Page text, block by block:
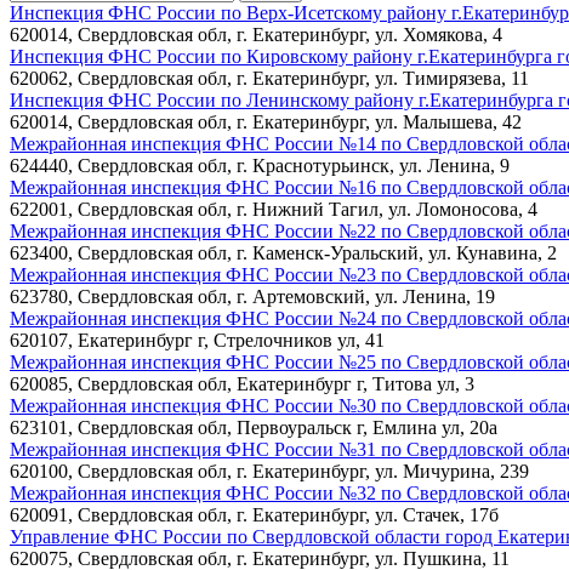
Инспекция ФНС России по Верх-Исетскому району
620014, Свердловская обл, г. Екатеринбург, ул. Хомякова, 4
Инспекция ФНС России по Кировскому району г.Екатеринбурга
620062, Свердловская обл, г. Екатеринбург, ул. Тимирязева, 11
Инспекция ФНС России по Ленинскому району г.Екатеринбурга
620014, Свердловская обл, г. Екатеринбург, ул. Малышева, 42
Межрайонная инспекция ФНС России №14 по Свердловской
624440, Свердловская обл, г. Краснотурьинск, ул. Ленина, 9
Межрайонная инспекция ФНС России №16 по Свердловской
622001, Свердловская обл, г. Нижний Тагил, ул. Ломоносова, 4
Межрайонная инспекция ФНС России №22 по Свердловской
623400, Свердловская обл, г. Каменск-Уральский, ул. Кунавина, 2
Межрайонная инспекция ФНС России №23 по Свердловской
623780, Свердловская обл, г. Артемовский, ул. Ленина, 19
Межрайонная инспекция ФНС России №24 по Свердловской
620107, Екатеринбург г, Стрелочников ул, 41
Межрайонная инспекция ФНС России №25 по Свердловской
620085, Свердловская обл, Екатеринбург г, Титова ул, 3
Межрайонная инспекция ФНС России №30 по Свердловской
623101, Свердловская обл, Первоуральск г, Емлина ул, 20а
Межрайонная инспекция ФНС России №31 по Свердловской
620100, Свердловская обл, г. Екатеринбург, ул. Мичурина, 239
Межрайонная инспекция ФНС России №32 по Свердловской
620091, Свердловская обл, г. Екатеринбург, ул. Стачек, 17б
Управление ФНС России по Свердловской области город
620075, Свердловская обл, г. Екатеринбург, ул. Пушкина, 11